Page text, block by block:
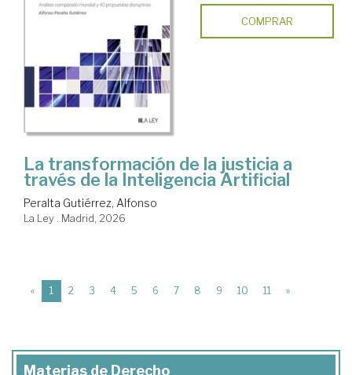
COMPRAR
La transformación de la justicia a
través de la Inteligencia Artificial
Peralta Gutiérrez, Alfonso
La Ley . Madrid, 2026
« 1 (current)
2 3 4 5 6 7 8 9 10 11 »
Materias de Derecho